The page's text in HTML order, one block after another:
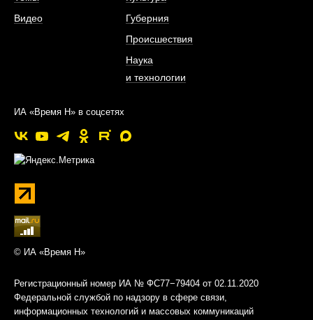
Видео
Губерния
Происшествия
Наука
и технологии
ИА «Время Н» в соцсетях
© ИА «Время Н»
Регистрационный номер ИА № ФС77−79404 от 02.11.2020
Федеральной службой по надзору в сфере связи,
информационных технологий и массовых коммуникаций